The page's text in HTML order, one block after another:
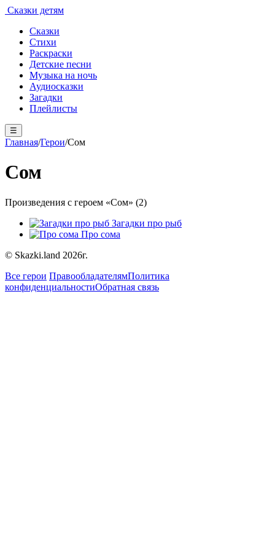
Сказки детям
Сказки
Стихи
Раскраски
Детские песни
Музыка на ночь
Аудиосказки
Загадки
Плейлисты
☰
Главная/Герои/Сом
Сом
Произведения с героем «Сом» (2)
Загадки про рыб
Про сома
© Skazki.land 2026г.
Все герои ПравообладателямПолитика
конфиденциальностиОбратная связь